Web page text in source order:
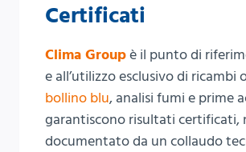
Certificati
Clima Groupè il punto di
e all’utilizzo esclusivo di
bollino blu, analisi fumi e prime
garantiscono risultati certificati,
documentato da un collaudo